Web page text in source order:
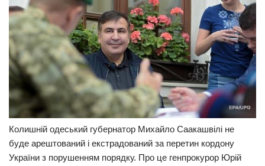
Економіка
Політика
Світ
Цікаво
Наука
Історії
Рецепти
Колишній одеський губернатор Михайло Саакашвілі не
буде арештований і екстрадований за перетин кордону
України з порушенням порядку. Про це генпрокурор Юрій